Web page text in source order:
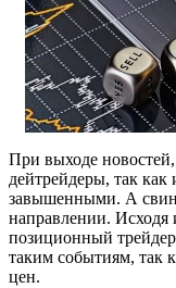
При выходе новостей,
дейтрейдеры, так как
завышенными. А
направлении. Исходя
позиционный
таким событиям, так
цен.